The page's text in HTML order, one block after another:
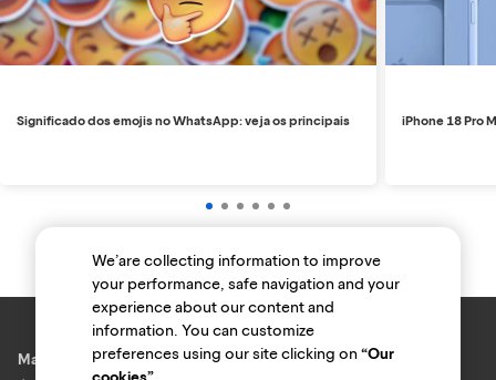
Significado dos emojis no WhatsApp: veja os principais iPhone 18 Pro
Marcas e lojas
We’are collecting information to improve
your performance, safe navigation and your
experience about our content and
information. You can customize
preferences using our site clicking on“Our